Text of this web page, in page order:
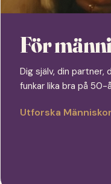
För
Dig själv, din partner,
funkar lika bra på 50-
Utforska Människor